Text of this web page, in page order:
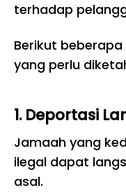
terhadap
Berikut beberapa
yang perlu
1. Deportasi
Jamaah yang
ilegal dapat
asal.